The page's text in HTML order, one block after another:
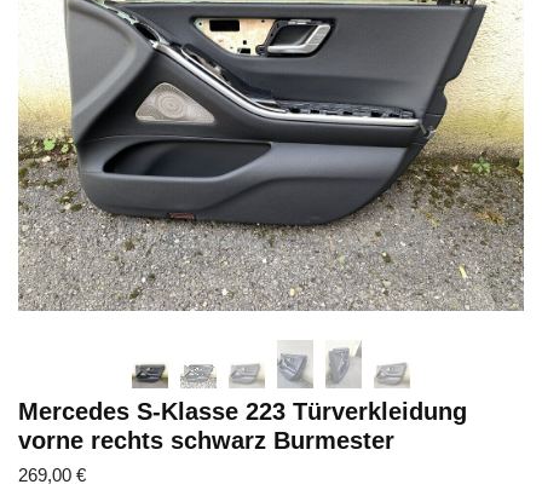
Mercedes S-Klasse 223 Türverkleidung
vorne rechts schwarz Burmester
269,00 €
Abschicken